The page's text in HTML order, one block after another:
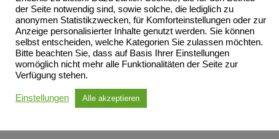
der Seite notwendig sind, sowie solche, die lediglich zu
anonymen Statistikzwecken, für Komforteinstellungen oder zur
Anzeige personalisierter Inhalte genutzt werden. Sie können
selbst entscheiden, welche Kategorien Sie zulassen möchten.
Bitte beachten Sie, dass auf Basis Ihrer Einstellungen
womöglich nicht mehr alle Funktionalitäten der Seite zur
Verfügung stehen.
Einstellungen Alle akzeptieren